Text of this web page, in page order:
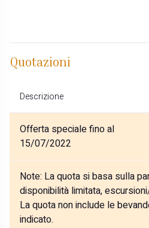
Quotazioni
Descrizione
Offerta speciale fino al
15/07/2022
Note: La quota si basa sulla
disponibilità limitata,
La quota non include le
indicato.